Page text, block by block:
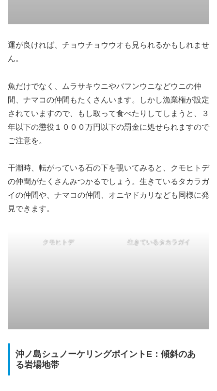
運が良ければ、チョウチョウウオも見られるかもしれませ
ん。
魚だけでなく、ムラサキウニやバフンウニなどウニの仲
間、ナマコの仲間もたくさんいます。しかし漁業権が設定
されていますので、もし取って食べたりしてしまうと、３
年以下の懲役１０００万円以下の罰金に処せられますので
ご注意を。
干潮時、転がっている石の下を覗いてみると、クモヒトデ
の仲間がたくさんみつかるでしょう。生きているタカラガ
イの仲間や、ナマコの仲間、オニヤドカリなども同様に発
見できます。
クモヒトデ 生きているタカラガイ
沖ノ島シュノーケリングポイントE：傾斜のあ
る岩場地帯